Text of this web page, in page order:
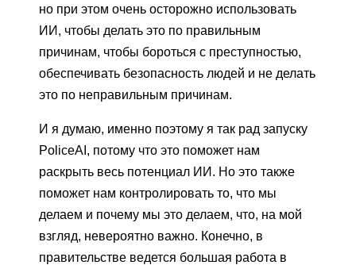
но при этом очень осторожно использовать
ИИ, чтобы делать это по правильным
причинам, чтобы бороться с преступностью,
обеспечивать безопасность людей и не делать
это по неправильным причинам.
И я думаю, именно поэтому я так рад запуску
PoliceAI, потому что это поможет нам
раскрыть весь потенциал ИИ. Но это также
поможет нам контролировать то, что мы
делаем и почему мы это делаем, что, на мой
взгляд, невероятно важно. Конечно, в
правительстве ведется большая работа в